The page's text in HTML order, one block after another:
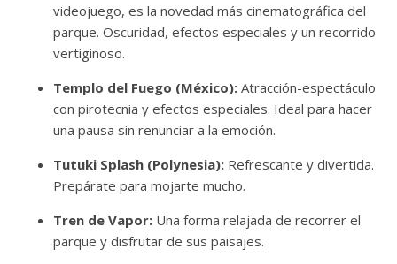
videojuego, es la novedad más cinematográfica del
parque. Oscuridad, efectos especiales y un recorrido
vertiginoso.
Templo del Fuego (México): Atracción-espectáculo
con pirotecnia y efectos especiales. Ideal para hacer
una pausa sin renunciar a la emoción.
Tutuki Splash (Polynesia): Refrescante y divertida.
Prepárate para mojarte mucho.
Tren de Vapor: Una forma relajada de recorrer el
parque y disfrutar de sus paisajes.